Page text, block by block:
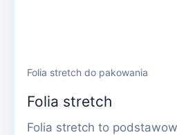
Folia stretch do pakowania
Folia stretch
Folia stretch to